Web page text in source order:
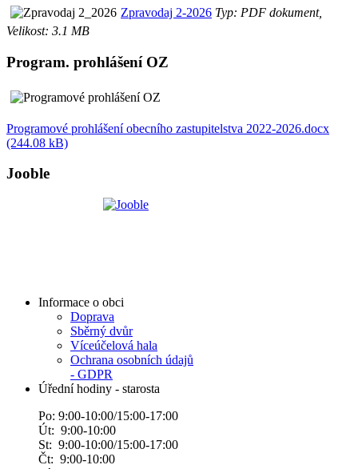
Zpravodaj 2-2026 Typ: PDF dokument,
Velikost: 3.1 MB
Program. prohlášení OZ
Programové prohlášení obecního zastupitelstva 2022-2026.docx
(244.08 kB)
Jooble
Informace o obci
Doprava
Sběrný dvůr
Víceúčelová hala
Ochrana osobních údajů
- GDPR
Úřední hodiny - starosta
Po: 9:00-10:00/15:00-17:00
Út: 9:00-10:00
St: 9:00-10:00/15:00-17:00
Čt: 9:00-10:00